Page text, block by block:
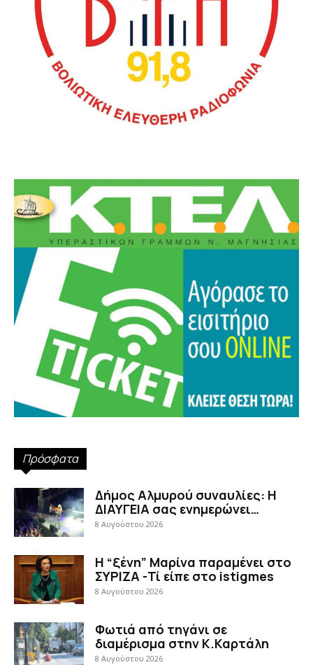
Πρόσφατα
Δήμος Αλμυρού συναυλίες: Η
ΔΙΑΥΓΕΙΑ σας ενημερώνει…
8 Αυγούστου 2026
Η “ξένη” Μαρίνα παραμένει στο
ΣΥΡΙΖΑ -Τί είπε στο istigmes
8 Αυγούστου 2026
Φωτιά από τηγάνι σε
διαμέρισμα στην Κ.Καρτάλη
8 Αυγούστου 2026